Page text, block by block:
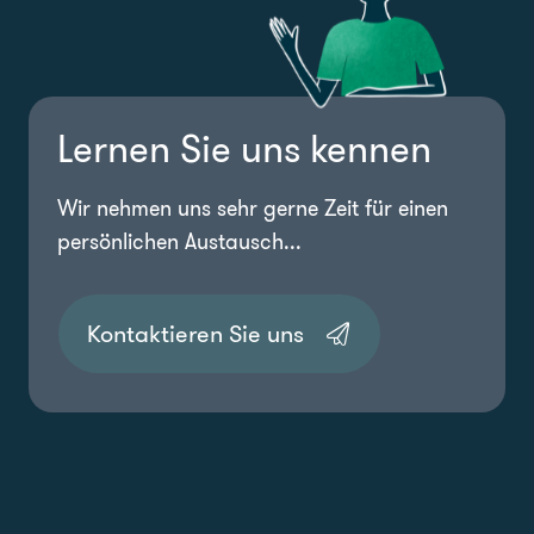
Lernen Sie uns kennen
Wir nehmen uns sehr gerne Zeit für einen
persönlichen Austausch...
Kontaktieren Sie uns